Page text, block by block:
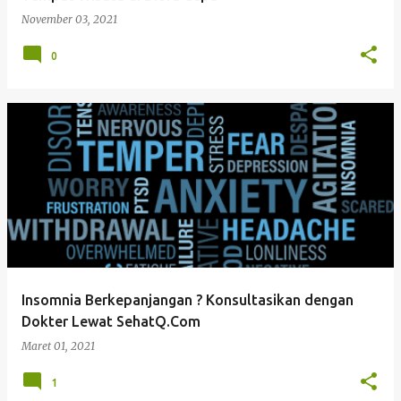
November 03, 2021
0
Insomnia Berkepanjangan ? Konsultasikan dengan
Dokter Lewat SehatQ.Com
Maret 01, 2021
1